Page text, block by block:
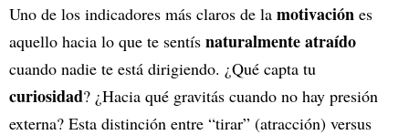
Uno de los indicadores más claros de la motivación es
aquello hacia lo que te sentís naturalmente atraído
cuando nadie te está dirigiendo. ¿Qué capta tu
curiosidad? ¿Hacia qué gravitás cuando no hay presión
externa? Esta distinción entre “tirar” (atracción) versus